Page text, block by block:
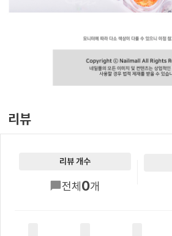
리뷰
리뷰 개수
전체 0개